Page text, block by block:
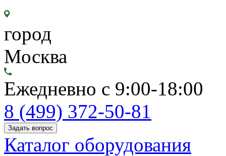
город
Москва
Ежедневно с 9:00-18:00
8 (499) 372-50-81
Задать вопрос
Каталог оборудования